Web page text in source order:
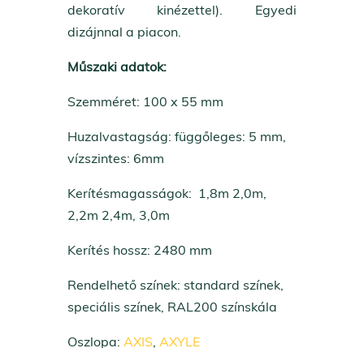
dekoratív kinézettel). Egyedi
dizájnnal a piacon.
Műszaki adatok:
Szemméret: 100 x 55 mm
Huzalvastagság: függőleges: 5 mm,
vízszintes: 6mm
Kerítésmagasságok: 1,8m 2,0m,
2,2m 2,4m, 3,0m
Kerítés hossz: 2480 mm
Rendelhető színek: standard színek,
speciális színek, RAL200 színskála
Oszlopa: AXIS, AXYLE